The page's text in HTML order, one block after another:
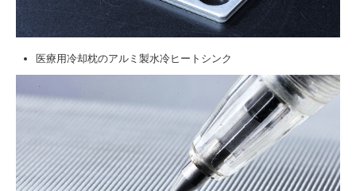
医療用冷却枕のアルミ製水冷ヒートシンク